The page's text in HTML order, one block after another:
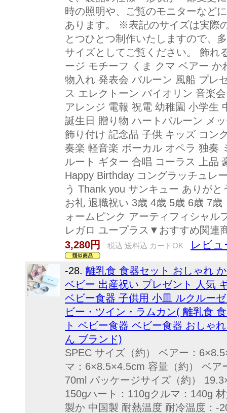
時の照明や、ご覧のモニターなど
あります。 ※表記のサイズは実際
とつひとつ制作いたしますので、
サイズとしてご覧ください。 飾れ
ージ モチーフ くま クマ ベアー
物入れ 発表会 バルーン 風船 プレ
ス エレクトーン バイオリン 音楽
アレンジ 電報 祝電 幼稚園 小学生
誕生日 贈り物 ハートバルーン メ
飾り付け 記念品 子供 キッズ コン
奏楽 軽音楽 ボーカル オペラ 独奏
ルート ギター 合唱 コーラス 上品
Happy Birthday コングラッチュレ
う Thank you サンキュー ありが
お礼 退職祝い 3歳 4歳 5歳 6歳 7
ォームピンク アーティフィシャル
レガロ ユープラス▼おすすめ関連
3,280円
税込 送料込 カードOK レビュ
-28. 離乳食 食器セット おしゃれ
ベビー 出産祝い プレゼント 人気
ベビー食器 子供用 小皿 ルクルー
ビー・ツイン・ラムカン( 離乳食
ト ベビー食器 ベビー食器 おしゃ
ん ブランド)
SPEC サイズ（約） ベアー：
マ：6×8.5×4.5cm 容量（約） ベア
70ml パッケージサイズ（約）
150gハート：110gクルマ：140g
製か 中国製 耐熱温度 耐冷温度：-